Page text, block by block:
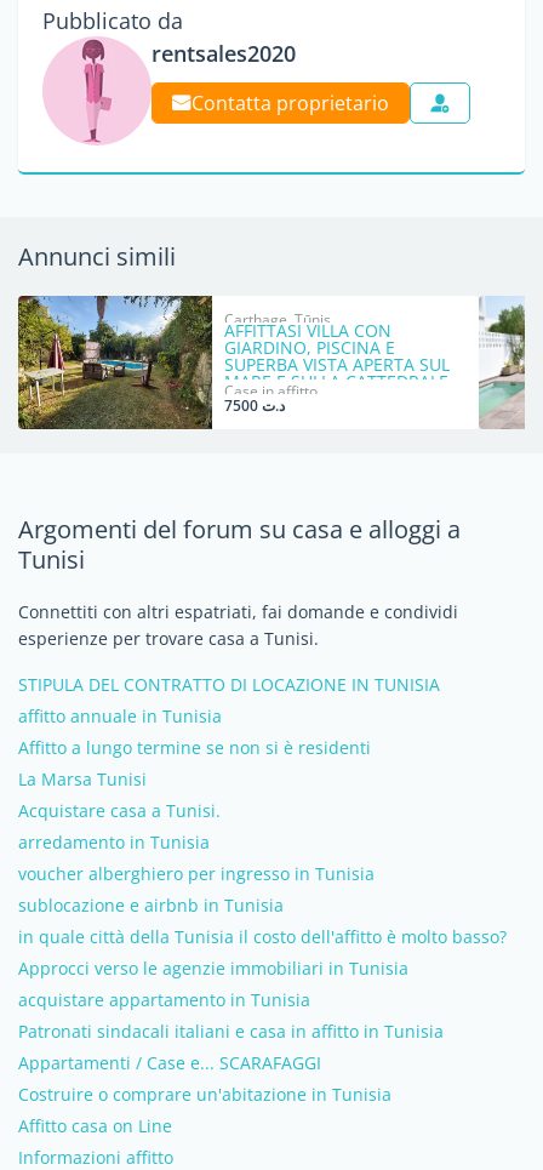
Pubblicato da
rentsales2020
Contatta proprietario
Annunci simili
Carthage, Tūnis
AFFITTASI VILLA CON
GIARDINO, PISCINA E
SUPERBA VISTA APERTA SUL
MARE E SULLA CATTEDRALE
DI CARTHAGE A CARTHAGE
Case in affitto
د.ت 7500
Argomenti del forum su casa e alloggi a
Tunisi
Connettiti con altri espatriati, fai domande e condividi
esperienze per trovare casa a Tunisi.
STIPULA DEL CONTRATTO DI LOCAZIONE IN TUNISIA
affitto annuale in Tunisia
Affitto a lungo termine se non si è residenti
La Marsa Tunisi
Acquistare casa a Tunisi.
arredamento in Tunisia
voucher alberghiero per ingresso in Tunisia
sublocazione e airbnb in Tunisia
in quale città della Tunisia il costo dell'affitto è molto basso?
Approcci verso le agenzie immobiliari in Tunisia
acquistare appartamento in Tunisia
Patronati sindacali italiani e casa in affitto in Tunisia
Appartamenti / Case e... SCARAFAGGI
Costruire o comprare un'abitazione in Tunisia
Affitto casa on Line
Informazioni affitto